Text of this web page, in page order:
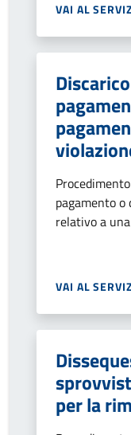
VAI AL
pagamento
relativo a
VAI AL
per la